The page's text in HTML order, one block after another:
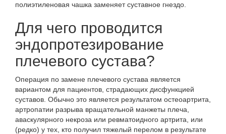
полиэтиленовая чашка заменяет суставное гнездо.
Для чего проводится
эндопротезирование
плечевого сустава?
Операция по замене плечевого сустава является
вариантом для пациентов, страдающих дисфункцией
суставов. Обычно это является результатом остеоартрита,
артропатии разрыва вращательной манжеты плеча,
аваскулярного некроза или ревматоидного артрита, или
(редко) у тех, кто получил тяжелый перелом в результате